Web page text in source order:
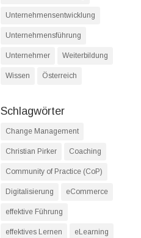
Unternehmensentwicklung
Unternehmensführung
Unternehmer Weiterbildung
Wissen Österreich
Schlagwörter
Change Management
Christian Pirker Coaching
Community of Practice (CoP)
Digitalisierung eCommerce
effektive Führung
effektives Lernen eLearning